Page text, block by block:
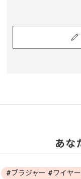
あな
#ブラジャー #ワイヤ